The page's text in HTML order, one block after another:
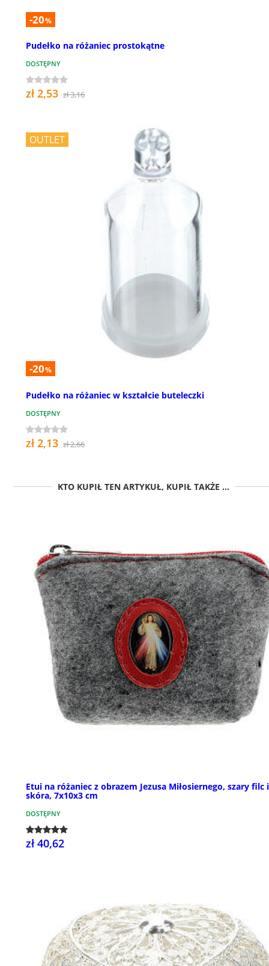
-20%
Pudełko na różaniec prostokątne
DOSTĘPNY
zł 2,53 zł 3,16
OUTLET
-20%
Pudełko na różaniec w kształcie buteleczki
DOSTĘPNY
zł 2,13 zł 2,66
KTO KUPIŁ TEN ARTYKUŁ, KUPIŁ TAKŻE ...
Etui na różaniec z obrazem Jezusa Miłosiernego, szary filc i
skóra, 7x10x3 cm
DOSTĘPNY
zł 40,62